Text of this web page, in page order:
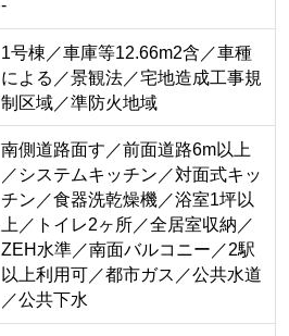
-
1号棟／車庫等12.66m2含／車種
による／景観法／宅地造成工事規
制区域／準防火地域
南側道路面す／前面道路6m以上
／システムキッチン／対面式キッ
チン／食器洗乾燥機／浴室1坪以
上／トイレ2ヶ所／全居室収納／
ZEH水準／南面バルコニー／2駅
以上利用可／都市ガス／公共水道
／公共下水